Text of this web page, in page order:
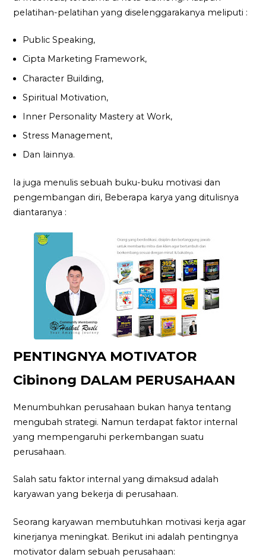
pelatihan-pelatihan yang diselenggarakanya meliputi :
Public Speaking,
Cipta Marketing Framework,
Character Building,
Spiritual Motivation,
Inner Personality Mastery at Work,
Stress Management,
Dan lainnya.
Ia juga menulis sebuah buku-buku motivasi dan
pengembangan diri, Beberapa karya yang ditulisnya
diantaranya :
PENTINGNYA MOTIVATOR
Cibinong DALAM PERUSAHAAN
Menumbuhkan perusahaan bukan hanya tentang
mengubah strategi. Namun terdapat faktor internal
yang mempengaruhi perkembangan suatu
perusahaan.
Salah satu faktor internal yang dimaksud adalah
karyawan yang bekerja di perusahaan.
Seorang karyawan membutuhkan motivasi kerja agar
kinerjanya meningkat. Berikut ini adalah pentingnya
motivator dalam sebuah perusahaan: